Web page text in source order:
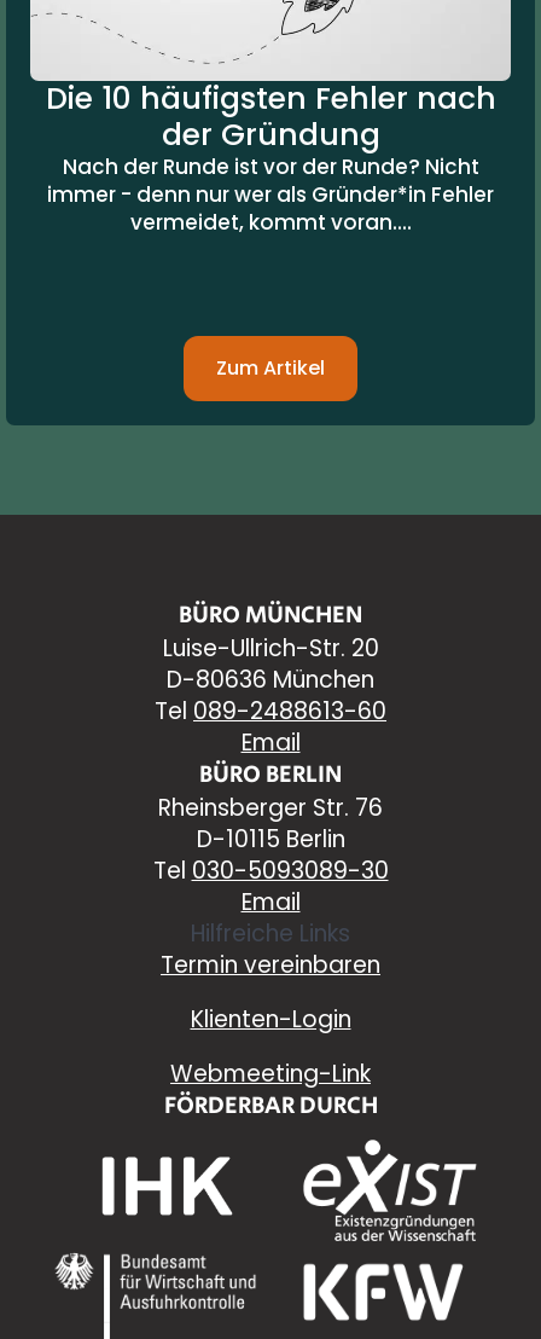
Die 10 häufigsten Fehler nach
der Gründung
Nach der Runde ist vor der Runde? Nicht
immer - denn nur wer als Gründer*in Fehler
vermeidet, kommt voran....
Zum Artikel
BÜRO MÜNCHEN
Luise-Ullrich-Str. 20
D-80636 München
Tel 089-2488613-60
Email
BÜRO BERLIN
Rheinsberger Str. 76
D-10115 Berlin
Tel 030-5093089-30
Email
Hilfreiche Links
Termin vereinbaren
Klienten-Login
Webmeeting-Link
FÖRDERBAR DURCH